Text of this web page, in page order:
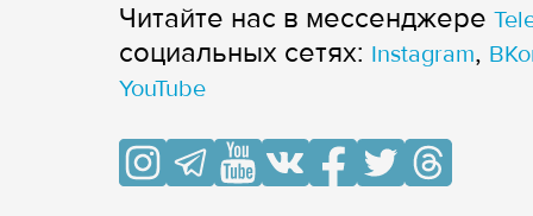
Читайте нас в мессенджере
cоциальных сетях: Instagram,
YouTube